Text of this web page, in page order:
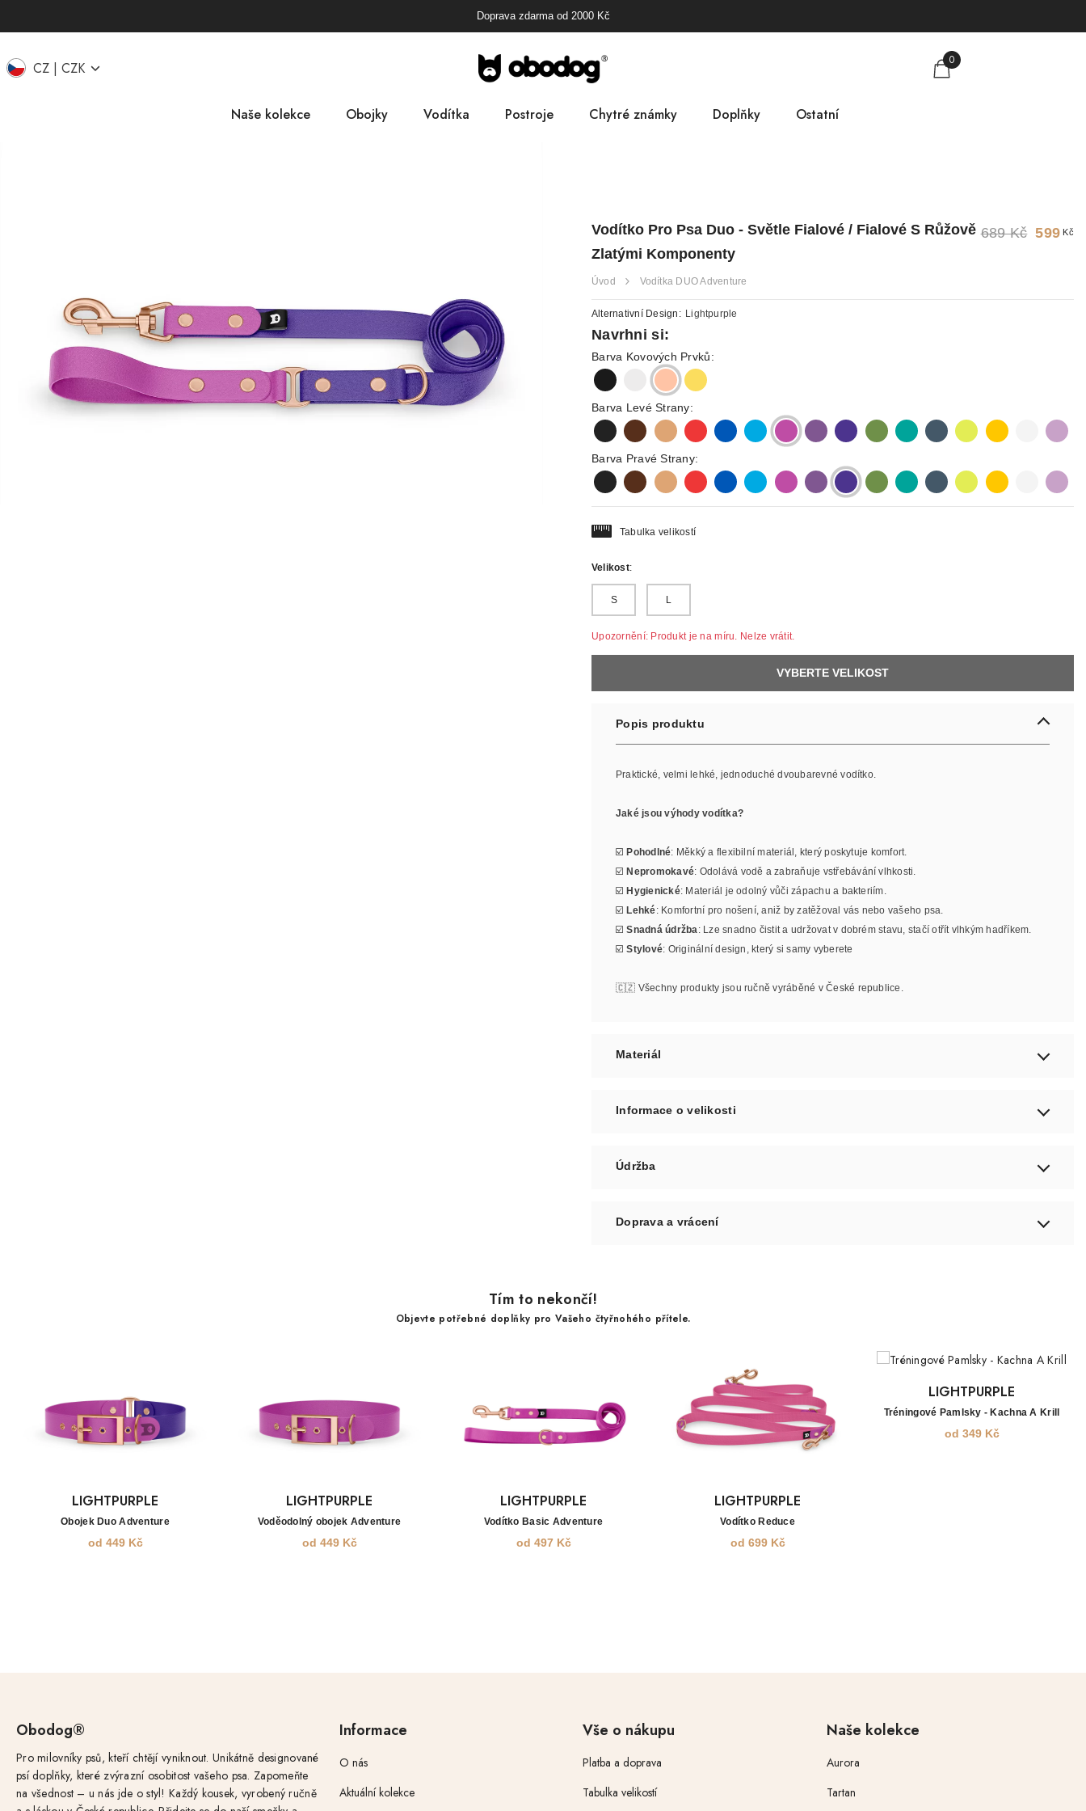
Doprava zdarma od 2000Kč
CZ CZK 0
Naše kolekce Obojky Vodítka Postroje Chytré známky Doplňky
Dárkové poukazy
Ostatní
689 Kč 599 Kč
Vodítko Pro Psa Duo - Světle Fialové / Fialové S Růžově
Zlatými Komponenty
Úvod Vodítka DUO Adventure
Alternativní Design: Lightpurple
Navrhni si:
Barva Kovových Prvků:
black rosegoldgold
Barva Levé Strany:
black darkbrownlightbrown blue lightbluelightpurplepurpur purple olive pastelgreen
petrol neonyellow
yellow
Barva Pravé Strany:
black darkbrownlightbrown blue lightbluelightpurplepurpur purple olive pastelgreen
petrol neonyellow
yellow
Tabulka velikostí
Velikost:
S L
Upozornění: Produkt je na míru. Nelze vrátit.
VYBERTE VELIKOST
Popis produktu
Praktické, velmi lehké, jednoduché dvoubarevné vodítko.
Jaké jsou výhody vodítka?
☑️Pohodlné: Měkký a flexibilní materiál, který poskytuje komfort.
☑️Nepromokavé: Odolává vodě a zabraňuje vstřebávání vlhkosti.
☑️Hygienické: Materiál je odolný vůči zápachu a bakteriím.
☑️Lehké: Komfortní pro nošení, aniž by zatěžoval vás nebo vašeho psa.
☑️Snadná údržba : Lze snadno čistit a udržovat v dobrém stavu, stačí otřít vlhkým hadříkem.
☑️Stylové: Originální design, který si samy vyberete
🇨🇿 Všechny produkty jsou ručně vyráběné v České republice.
Materiál
Informace o velikosti
Údržba
Doprava a vrácení
Tím to nekončí!
Objevte potřebné doplňky pro Vašeho čtyřnohého přítele.
LIGHTPURPLE
Obojek Duo Adventure
od 449Kč
LIGHTPURPLE
Voděodolný obojek Adventure
od 449Kč
LIGHTPURPLE
Vodítko Basic Adventure
od 497Kč
LIGHTPURPLE
Vodítko Reduce
od 699Kč
LIGHTPURPLE
Tréningové Pamlsky - Kachna A Krill
od 349Kč
Obodog®
Pro milovníky psů, kteří chtějí vyniknout. Unikátně designované
psí doplňky, které zvýrazní osobitost vašeho psa. Zapomeňte
na všednost – u nás jde o styl! Každý kousek, vyrobený ručně
Informace
O nás
Aktuální kolekce
Vše o nákupu
Platba a doprava
Tabulka velikostí
Naše kolekce
Aurora
Tartan